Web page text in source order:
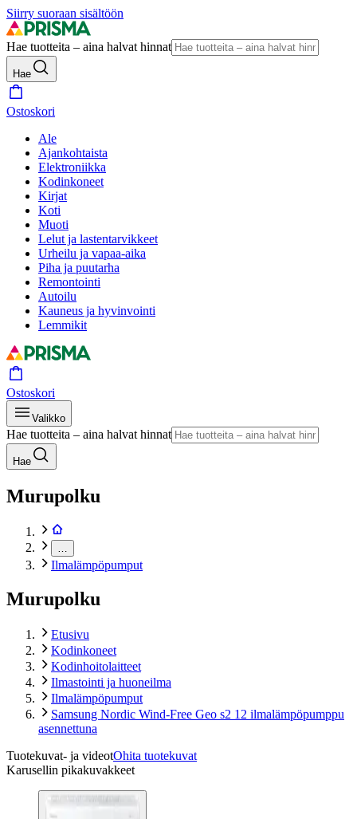
Siirry suoraan sisältöön
Hae tuotteita – aina halvat hinnat
Hae
Ostoskori
Ale
Ajankohtaista
Elektroniikka
Kodinkoneet
Kirjat
Koti
Muoti
Lelut ja lastentarvikkeet
Urheilu ja vapaa-aika
Piha ja puutarha
Remontointi
Autoilu
Kauneus ja hyvinvointi
Lemmikit
Ostoskori
Valikko
Hae tuotteita – aina halvat hinnat
Hae
Murupolku
Ilmalämpöpumput
Murupolku
Etusivu
Kodinkoneet
Kodinhoitolaitteet
Ilmastointi ja huoneilma
Ilmalämpöpumput
Samsung Nordic Wind-Free Geo s2 12 ilmalämpöpumppu
asennettuna
Tuotekuvat- ja videotOhita tuotekuvat
Karusellin pikakuvakkeet